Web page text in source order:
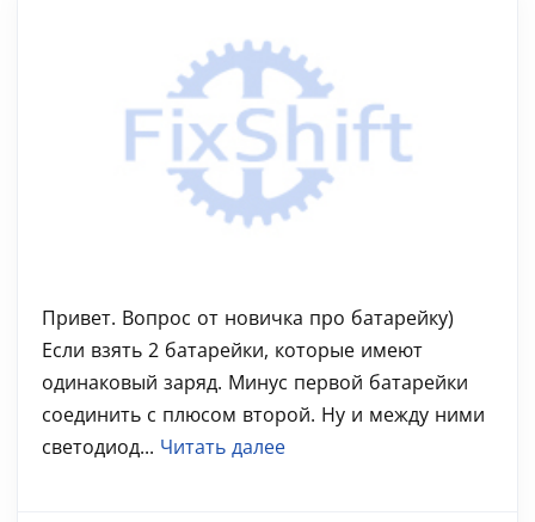
Привет. Вопрос от новичка про батарейку)
Если взять 2 батарейки, которые имеют
одинаковый заряд. Минус первой батарейки
соединить с плюсом второй. Ну и между ними
светодиод... Читать далее